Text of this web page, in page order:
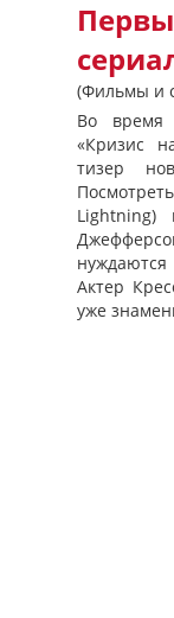
(Фильмы и
Во время
«Кризис
тизер
Актер
уже